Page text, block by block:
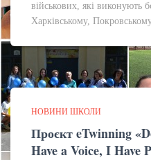
військових, які виконують
Харківському,
НОВИНИ ШКОЛИ
Проєкт eTwinning
Have a Voice, I Have